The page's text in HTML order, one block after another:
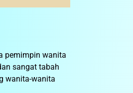
pemimpin wanita
sangat tabah
wanita-wanita